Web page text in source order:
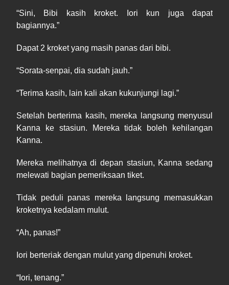
“Sini, Bibi kasih kroket. Iori kun juga dapat
bagiannya.”
Dapat 2 kroket yang masih panas dari bibi.
“Sorata-senpai, dia sudah jauh.”
“Terima kasih, lain kali akan kukunjungi lagi.”
Setelah berterima kasih, mereka langsung menyusul
Kanna ke stasiun. Mereka tidak boleh kehilangan
Kanna.
Mereka melihatnya di depan stasiun, Kanna sedang
melewati bagian pemeriksaan tiket.
Tidak peduli panas mereka langsung memasukkan
kroketnya kedalam mulut.
“Ah, panas!”
Iori berteriak dengan mulut yang dipenuhi kroket.
“Iori, tenang.”